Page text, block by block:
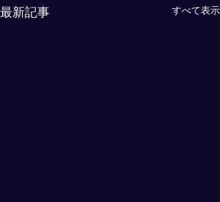
最新記事 すべて表示